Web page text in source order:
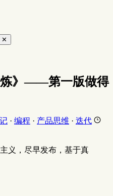
✕
炼》——第一版做得
· 编程 · 产品思维 · 迭代
义，尽早发布，基于真